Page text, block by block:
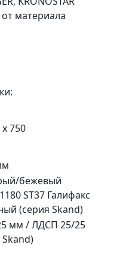
материала
750
бежевый
ST37 Галифакс
(серия Skand)
мм / ЛДСП 25/25